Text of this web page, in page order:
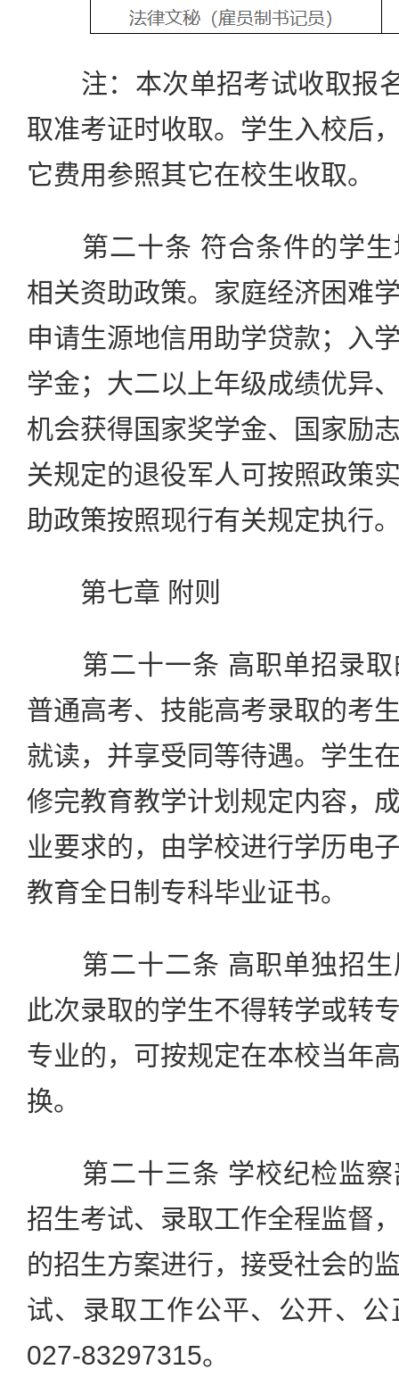
注：本次单招考试收取报
取准考证时收取。学生入校后
它费用参照其它在校生收取。
第二十条 符合条件的学生
相关资助政策。家庭经济困难
申请生源地信用助学贷款；入
学金；大二以上年级成绩优异
机会获得国家奖学金、国家励
关规定的退役军人可按照政策
助政策按照现行有关规定执行
第七章 附则
第二十一条 高职单招录取
普通高考、技能高考录取的考
就读，并享受同等待遇。学生
修完教育教学计划规定内容，
业要求的，由学校进行学历电
教育全日制专科毕业证书。
第二十二条 高职单独招生
此次录取的学生不得转学或转
专业的，可按规定在本校当年
换。
第二十三条 学校纪检监察
招生考试、录取工作全程监督
的招生方案进行，接受社会的
试、录取工作公平、公开、
027-83297315。